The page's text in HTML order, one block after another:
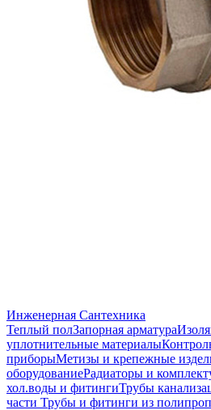
Инженерная Сантехника
Теплый полЗапорная арматура
уплотнительные материалы
приборыМетизы и крепежные
оборудованиеРадиаторы и
хол.воды и фитингиТрубы
части Трубы и фитинги из